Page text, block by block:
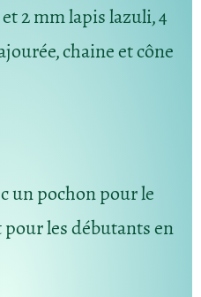
2 mm lapis lazuli, 4
chaine et cône
un pochon pour le
les débutants en